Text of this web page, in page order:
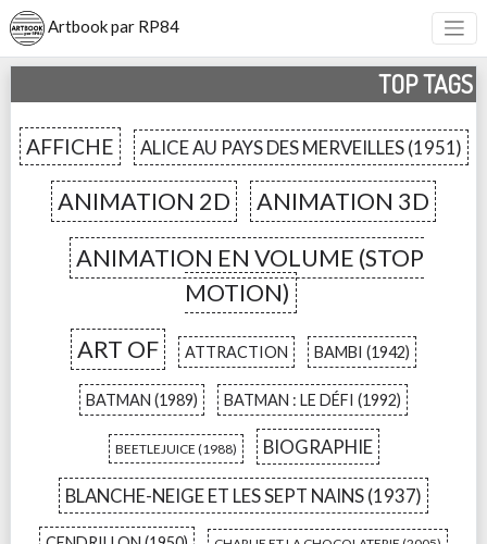
Artbook par RP84
TOP TAGS
AFFICHE ALICE AU PAYS DES MERVEILLES (1951)
ANIMATION 2D
ANIMATION 3D
ANIMATION EN VOLUME (STOP
MOTION)
ART OF
ATTRACTION BAMBI (1942)
BATMAN (1989) BATMAN : LE DÉFI (1992)
BEETLEJUICE (1988) BIOGRAPHIE
BLANCHE-NEIGE ET LES SEPT NAINS (1937)